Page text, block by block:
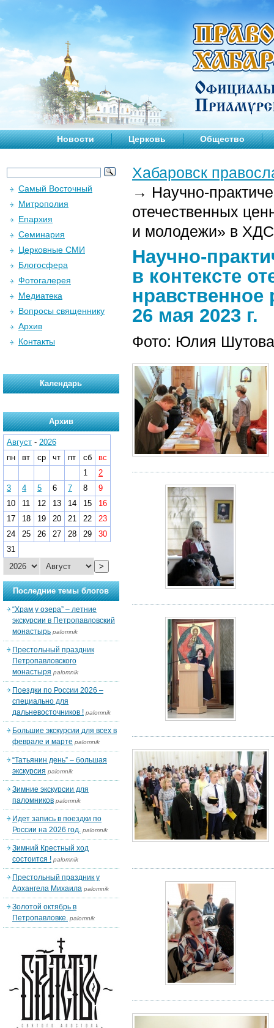
Новости Церковь Общество
Хабаровск
→ Научно-
отечественных
и молодежи» в
Научно-
в контексте
26 мая 2023 г.
Фото: Юлия Шутова
Самый Восточный
Митрополия
Епархия
Семинария
Церковные СМИ
Блогосфера
Фотогалерея
Медиатека
Вопросы священнику
Архив
Контакты
Календарь
Архив
Август - 2026
пн
вт ср чт пт сб
вс
1
2
3
4 5 6 7 8
9
10
11 12 13 14 15
16
17
18 19 20 21 22
23
24
25 26 27 28 29
30
31
>
Последние темы блогов
“Храм у озера” – летние
экскурсии в Петропавловский
монастырь palomnik
Престольный праздник
Петропавловского
монастыря palomnik
Поездки по России 2026 –
специально для
дальневосточников ! palomnik
Большие экскурсии для всех в
феврале и марте palomnik
“Татьянин день” – большая
экскурсия palomnik
Зимние экскурсии для
паломников palomnik
Идет запись в поездки по
России на 2026 год. palomnik
Зимний Крестный ход
состоится ! palomnik
Престольный праздник у
Архангела Михаила palomnik
Золотой октябрь в
Петропавловке. palomnik